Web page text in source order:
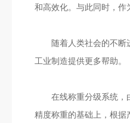
和高效化。与此同时，作
随着人类社会的不断进
工业制造提供更多帮助。
在线称重分级系统，由
精度称重的基础上，根据